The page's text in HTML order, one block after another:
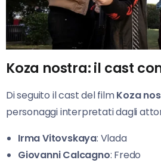
Koza nostra: il cast
Di seguito il cast del filmKoza
personaggi interpretati dagli
Irma Vitovskaya: Vlada
Giovanni Calcagno: Fredo